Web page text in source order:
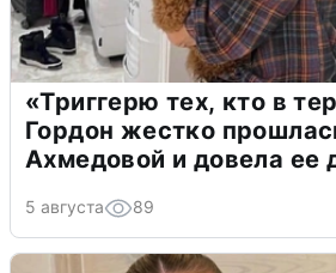
«Триггерю тех, кто в
Гордон жестко
Ахмедовой и довела ее
5 августа 89